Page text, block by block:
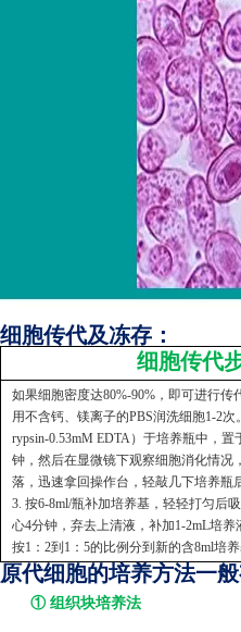
细胞传代及冻存：
细胞传代
如果细胞密度达80%-90%，即可进行传
用不含钙、镁离子的PBS润洗细胞1-2次
rypsin-0.53mM EDTA）于培养瓶中，
钟，然后在显微镜下观察细胞消化情况
落，迅速拿回操作台，轻敲几下培养瓶
3. 按6-8ml/瓶补加培养基，轻轻打匀后
心4分钟，弃去上清液，补加1-2mL培养
按1：2到1：5的比例分到新的含8ml培
原代细胞的培养方法一般
① 组织块培养法